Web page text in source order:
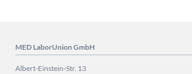
MED LaborUnion GmbH
Albert-Einstein-Str. 13